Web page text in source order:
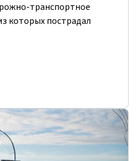
транспортное
которых пострадал